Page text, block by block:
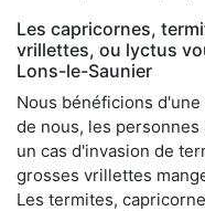
Les capricornes,
vrillettes, ou lyctus
Lons-le-Saunier
Nous bénéficions
de nous, les
un cas d'invasion de
grosses vrillettes
Les termites,